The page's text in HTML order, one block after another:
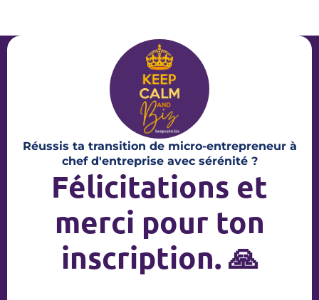
Réussis ta transition de micro-entrepreneur à
chef d'entreprise avec sérénité ?
Félicitations et
merci pour ton
inscription. 🙏